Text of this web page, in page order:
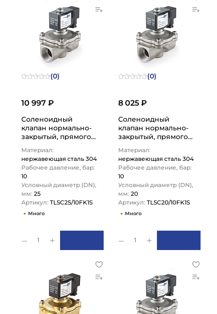
(0)
10 997 ₽
Соленоидный
клапан нормально-
закрытый, прямого
Нерж.304/FKM, DN25,
…
Материал:
нержавеющая сталь 304
Рабочее давление, бар:
10
Условный диаметр (DN),
мм: 25
Артикул: TLSC25/10FK1S
Много
1
(0)
8 025 ₽
Соленоидный
клапан нормально-
закрытый, прямого
Нерж.304/FKM, DN20,
…
Материал:
нержавеющая сталь 304
Рабочее давление, бар:
10
Условный диаметр (DN),
мм: 20
Артикул: TLSC20/10FK1S
Много
1